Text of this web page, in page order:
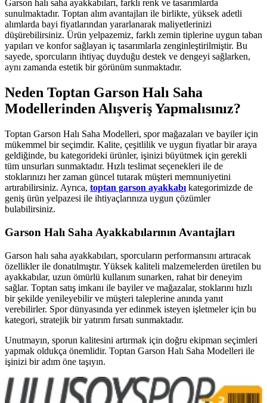
Garson halı saha ayakkabıları, farklı renk ve tasarımlarda
sunulmaktadır. Toptan alım avantajları ile birlikte, yüksek adetli
alımlarda bayi fiyatlarından yararlanarak maliyetlerinizi
düşürebilirsiniz. Ürün yelpazemiz, farklı zemin tiplerine uygun taban
yapıları ve konfor sağlayan iç tasarımlarla zenginleştirilmiştir. Bu
sayede, sporcuların ihtiyaç duyduğu destek ve dengeyi sağlarken,
aynı zamanda estetik bir görünüm sunmaktadır.
Neden Toptan Garson Halı Saha
Modellerinden Alışveriş Yapmalısınız?
Toptan Garson Halı Saha Modelleri, spor mağazaları ve bayiler için
mükemmel bir seçimdir. Kalite, çeşitlilik ve uygun fiyatlar bir araya
geldiğinde, bu kategorideki ürünler, işinizi büyütmek için gerekli
tüm unsurları sunmaktadır. Hızlı teslimat seçenekleri ile de
stoklarınızı her zaman güncel tutarak müşteri memnuniyetini
artırabilirsiniz. Ayrıca, toptan garson ayakkabı kategorimizde de
geniş ürün yelpazesi ile ihtiyaçlarınıza uygun çözümler
bulabilirsiniz.
Garson Halı Saha Ayakkabılarının Avantajları
Garson halı saha ayakkabıları, sporcuların performansını artıracak
özellikler ile donatılmıştır. Yüksek kaliteli malzemelerden üretilen bu
ayakkabılar, uzun ömürlü kullanım sunarken, rahat bir deneyim
sağlar. Toptan satış imkanı ile bayiler ve mağazalar, stoklarını hızlı
bir şekilde yenileyebilir ve müşteri taleplerine anında yanıt
verebilirler. Spor dünyasında yer edinmek isteyen işletmeler için bu
kategori, stratejik bir yatırım fırsatı sunmaktadır.
Unutmayın, sporun kalitesini artırmak için doğru ekipman seçimleri
yapmak oldukça önemlidir. Toptan Garson Halı Saha Modelleri ile
işinizi bir adım öne taşıyın.